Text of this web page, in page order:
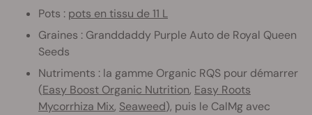
Pots : pots en tissu de 11 L
Graines : Granddaddy Purple Auto de Royal Queen
Seeds
Nutriments : la gamme Organic RQS pour démarrer
(Easy Boost Organic Nutrition, Easy Roots
Mycorrhiza Mix, Seaweed), puis le CalMg avec